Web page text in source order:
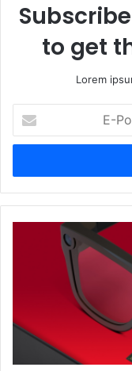
to get
Lorem
Posta
adresinizi
Qualcomm,
Gen
işlemcisini